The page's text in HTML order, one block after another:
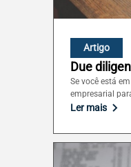
Artigo
Due
Se você está
empresarial
Ler mais